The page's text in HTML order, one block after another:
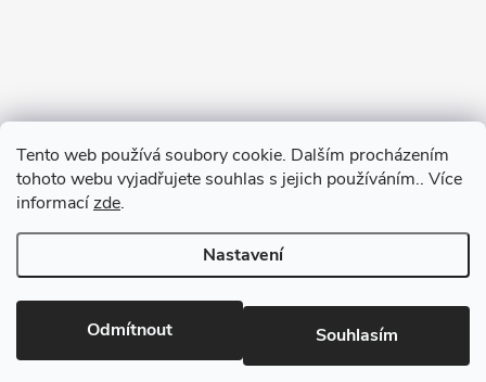
Tento web používá soubory cookie. Dalším procházením
tohoto webu vyjadřujete souhlas s jejich používáním.. Více
informacízde.
Nastavení
Odmítnout Souhlasím
RM-SPORT. Všechna práva vyhrazena.